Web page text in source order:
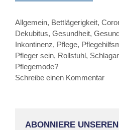
Kategorien
Allgemein, Bettlägerigkeit,
Dekubitus, Gesundheit,
Inkontinenz, Pflege,
Pfleger sein, Rollstuhl,
Pflegemode?
Schreibe einen Kommentar
ABONNIERE